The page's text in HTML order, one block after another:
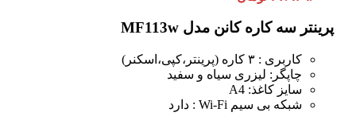
پرینتر سه کاره کانن مدل MF113w
کاربری : ۳ کاره (پرینتر،کپی،اسکنر)
چاپگر: لیزری سیاه و سفید
سایز کاغذ: A4
شبکه بی سیم Wi-Fi : دارد